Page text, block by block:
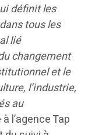
définit les
tous les
lié
changement
et le
l’industrie,
au
l’agence Tap